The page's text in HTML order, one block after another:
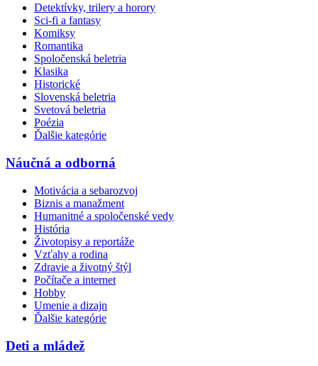
Detektívky, trilery a horory
Sci-fi a fantasy
Komiksy
Romantika
Spoločenská beletria
Klasika
Historické
Slovenská beletria
Svetová beletria
Poézia
Ďalšie kategórie
Náučná a odborná
Motivácia a sebarozvoj
Biznis a manažment
Humanitné a spoločenské vedy
História
Životopisy a reportáže
Vzťahy a rodina
Zdravie a životný štýl
Počítače a internet
Hobby
Umenie a dizajn
Ďalšie kategórie
Deti a mládež